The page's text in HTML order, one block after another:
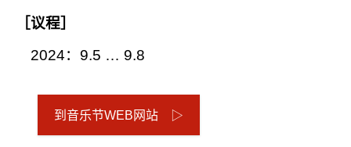
［议程］
2024：9.5 … 9.8
到音乐节WEB网站 ▷